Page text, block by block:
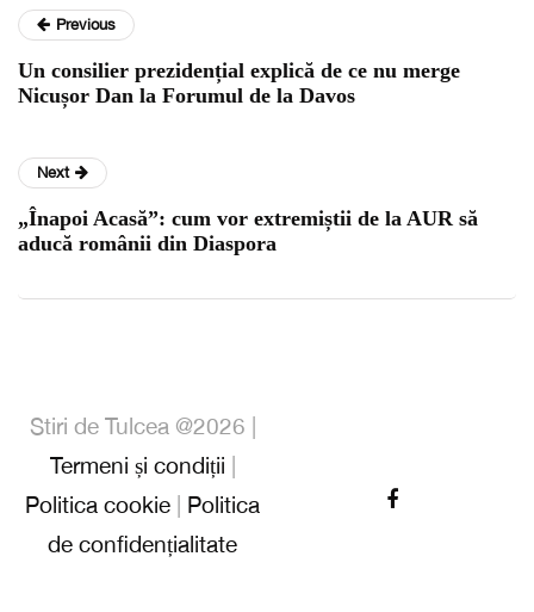
Previous
Un consilier prezidențial explică de ce nu merge
Nicușor Dan la Forumul de la Davos
Next
„Înapoi Acasă”: cum vor extremiștii de la AUR să
aducă românii din Diaspora
Stiri de Tulcea @2026 |
Termeni și condiții
Politica cookie
Politica
de confidențialitate